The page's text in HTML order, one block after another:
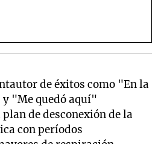
de éxitos como "En la
"Me quedó aquí"
de desconexión de la
con períodos